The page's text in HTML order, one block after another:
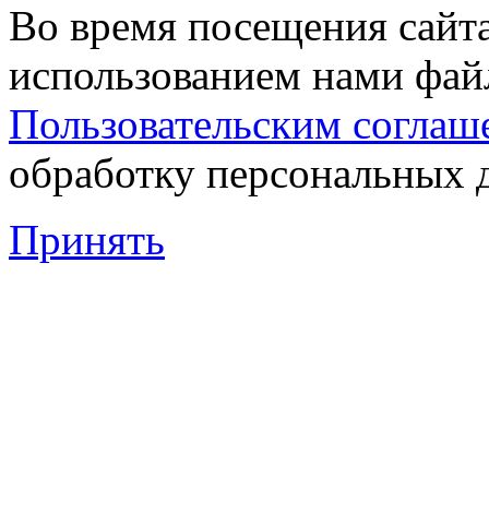
Во время посещения
использованием нами
Пользовательским
обработку персональных
Принять